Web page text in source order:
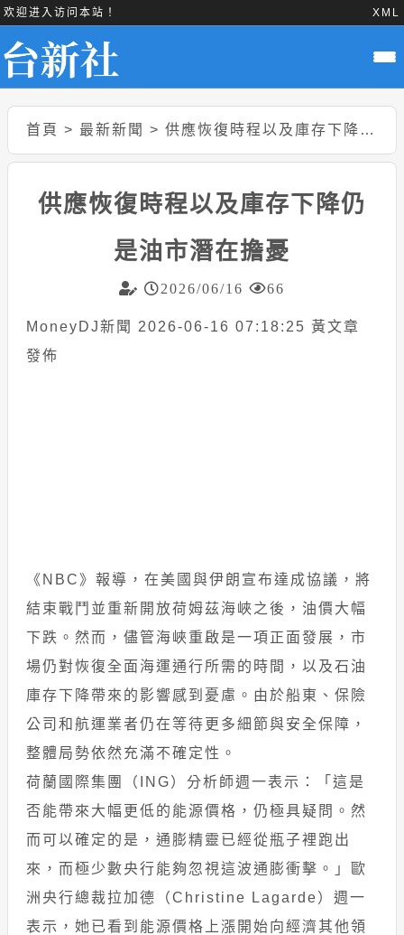
欢迎进入访问本站！ XML
首頁 > 最新新聞 > 供應恢復時程以及庫存下降仍是油市潛在擔憂
供應恢復時程以及庫存下降仍
是油市潛在擔憂
2026/06/16 66
MoneyDJ新聞 2026-06-16 07:18:25 黃文章
發佈
《NBC》報導，在美國與伊朗宣布達成協議，將
結束戰鬥並重新開放荷姆茲海峽之後，油價大幅
下跌。然而，儘管海峽重啟是一項正面發展，市
場仍對恢復全面海運通行所需的時間，以及石油
庫存下降帶來的影響感到憂慮。由於船東、保險
公司和航運業者仍在等待更多細節與安全保障，
整體局勢依然充滿不確定性。
荷蘭國際集團（ING）分析師週一表示：「這是
否能帶來大幅更低的能源價格，仍極具疑問。然
而可以確定的是，通膨精靈已經從瓶子裡跑出
來，而極少數央行能夠忽視這波通膨衝擊。」歐
洲央行總裁拉加德（Christine Lagarde）週一
表示，她已看到能源價格上漲開始向經濟其他領